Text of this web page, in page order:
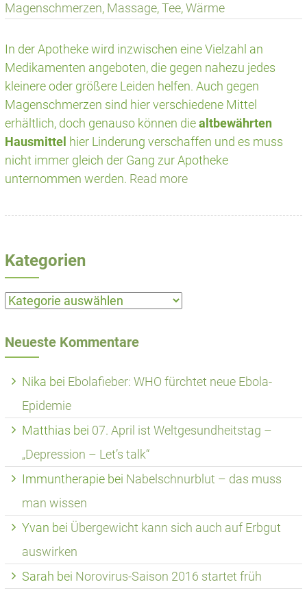
Magenschmerzen, Massage,Tee,Wärme
In der Apotheke wird inzwischen eine Vielzahl an
Medikamenten angeboten, die gegen nahezu jedes
kleinere oder größere Leiden helfen. Auch gegen
Magenschmerzen sind hier verschiedene Mittel
erhältlich, doch genauso können diealtbewährten
Hausmittel hier Linderung verschaffen und es muss
nicht immer gleich der Gang zur Apotheke
unternommen werden. Read more
Kategorien
Kategorien
Neueste Kommentare
Nika bei Ebolafieber: WHO fürchtet neue Ebola-
Epidemie
Matthias bei 07. April ist Weltgesundheitstag –
„Depression – Let’s talk“
Immuntherapiebei Nabelschnurblut – das muss
man wissen
Yvan bei Übergewicht kann sich auch auf Erbgut
auswirken
Sarah bei Norovirus-Saison 2016 startet früh